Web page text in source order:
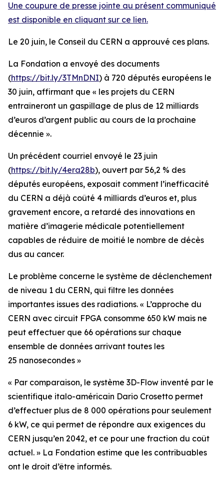
Une coupure de presse jointe au présent communiqué
est disponible en cliquant sur ce lien.
Le 20 juin, le Conseil du CERN a approuvé ces plans.
La Fondation a envoyé des documents
(https://bit.ly/3TMnDNI) à 720 députés européens le
30 juin, affirmant que « les projets du CERN
entraîneront un gaspillage de plus de 12 milliards
d’euros d’argent public au cours de la prochaine
décennie ».
Un précédent courriel envoyé le 23 juin
(https://bit.ly/4era28b), ouvert par 56,2 % des
députés européens, exposait comment l’inefficacité
du CERN a déjà coûté 4 milliards d’euros et, plus
gravement encore, a retardé des innovations en
matière d’imagerie médicale potentiellement
capables de réduire de moitié le nombre de décès
dus au cancer.
Le problème concerne le système de déclenchement
de niveau 1 du CERN, qui filtre les données
importantes issues des radiations. « L’approche du
CERN avec circuit FPGA consomme 650 kW mais ne
peut effectuer que 66 opérations sur chaque
ensemble de données arrivant toutes les
25 nanosecondes »
« Par comparaison, le système 3D-Flow inventé par le
scientifique italo-américain Dario Crosetto permet
d’effectuer plus de 8 000 opérations pour seulement
6 kW, ce qui permet de répondre aux exigences du
CERN jusqu’en 2042, et ce pour une fraction du coût
actuel. » La Fondation estime que les contribuables
ont le droit d’être informés.